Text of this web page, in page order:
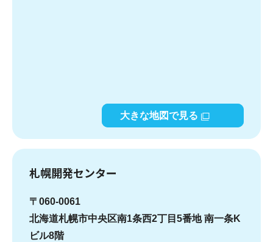
大きな地図で見る
札幌開発センター
〒060-0061
北海道札幌市中央区南1条西2丁目5番地 南一条K
ビル8階